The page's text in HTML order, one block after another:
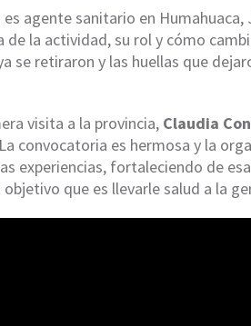
es agente sanitario en
de la actividad, su rol y cómo
se retiraron y las huellas que
visita a la provincia, Claudia
convocatoria es hermosa y la
experiencias, fortaleciendo de
que es llevarle salud a la